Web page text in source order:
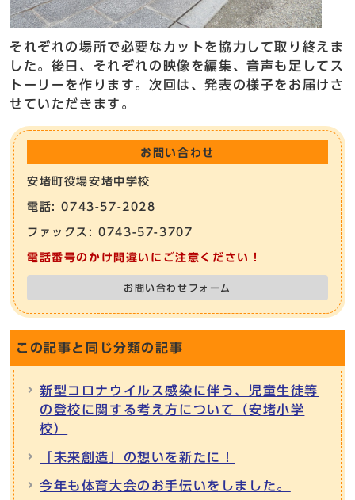
それぞれの場所で必要なカットを協力して取り終えま
した。後日、それぞれの映像を編集、音声も足してス
トーリーを作ります。次回は、発表の様子をお届けさ
せていただきます。
お問い合わせ
安堵町役場安堵中学校
電話: 0743-57-2028
ファックス: 0743-57-3707
電話番号のかけ間違いにご注意ください！
お問い合わせフォーム
この記事と同じ分類の記事
新型コロナウイルス感染に伴う、児童生徒等
の登校に関する考え方について（安堵小学
校）
「未来創造」の想いを新たに！
今年も体育大会のお手伝いをしました。